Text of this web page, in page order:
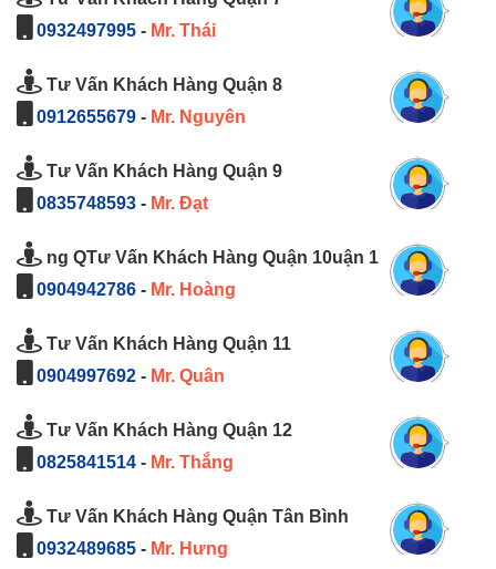
0932497995 - Mr. Thái
Tư Vấn Khách Hàng Quận 8
0912655679 - Mr. Nguyên
Tư Vấn Khách Hàng Quận 9
0835748593 - Mr. Đạt
ng QTư Vấn Khách Hàng Quận 10uận 1
0904942786 - Mr. Hoàng
Tư Vấn Khách Hàng Quận 11
0904997692 - Mr. Quân
Tư Vấn Khách Hàng Quận 12
0825841514 - Mr. Thắng
Tư Vấn Khách Hàng Quận Tân Bình
0932489685 - Mr. Hưng